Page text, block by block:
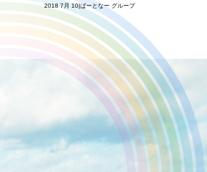
2018 7月 10|ぱーとなー グループ